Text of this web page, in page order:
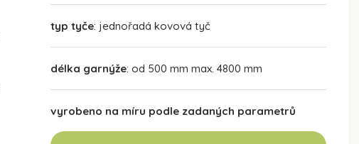
typ tyče: jednořadá kovová tyč
délka garnýže: od 500 mm max. 4800 mm
vyrobeno na míru podle zadaných parametrů